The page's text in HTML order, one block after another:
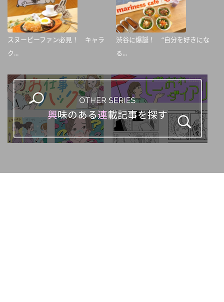
スヌーピーファン必見！ キャラ
ク...
渋谷に爆誕！ “自分を好きにな
る...